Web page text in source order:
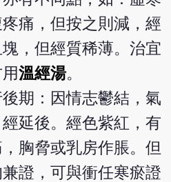
痛，但按之則減，經
，但經質稀薄。治宜
溫經湯。
期：因情志鬱結，氣
延後。經色紫紅，有
胸脅或乳房作脹。但
證，可與衝任寒瘀證